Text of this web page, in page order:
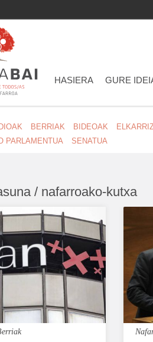
HASIERA GURE
BERRIAK BIDEOAK
PARLAMENTUA
SENATUA
/ nafarroako-kutxa